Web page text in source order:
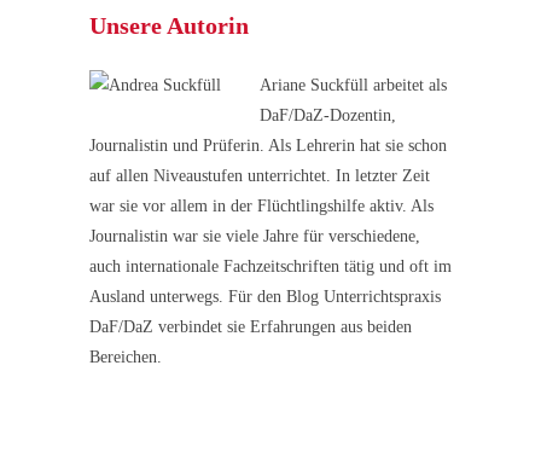
Unsere Autorin
Ariane Suckfüll arbeitet als
DaF/DaZ-Dozentin,
Journalistin und Prüferin. Als Lehrerin hat sie schon
auf allen Niveaustufen unterrichtet. In letzter Zeit
war sie vor allem in der Flüchtlingshilfe aktiv. Als
Journalistin war sie viele Jahre für verschiedene,
auch internationale Fachzeitschriften tätig und oft im
Ausland unterwegs. Für den Blog Unterrichtspraxis
DaF/DaZ verbindet sie Erfahrungen aus beiden
Bereichen.